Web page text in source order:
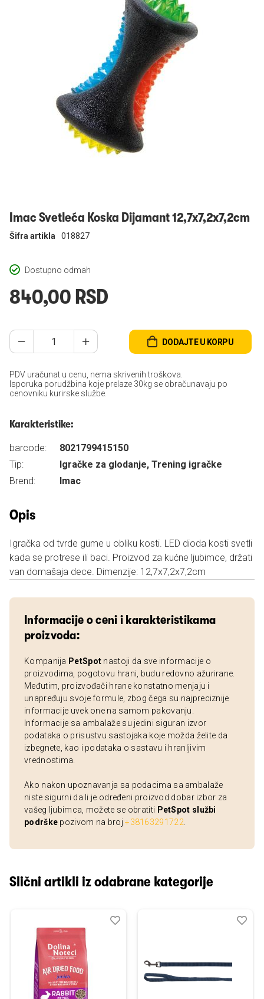
Imac Svetleća Koska Dijamant 12,7x7,2x7,2cm
Dostupno odmah
Šifra artikla 018827
840,00 RSD
DODAJTE U KORPU
PDV uračunat u cenu, nema skrivenih troškova.
Isporuka porudžbina koje prelaze 30kg se obračunavaju po
cenovniku kurirske službe.
Karakteristike:
barcode:
8021799415150
Tip:
Igračke za glodanje, Trening igračke
Brend:
Imac
Opis
Igračka od tvrde gume u obliku kosti. LED dioda kosti svetli
kada se protrese ili baci. Proizvod za kućne ljubimce, držati
van domašaja dece. Dimenzije: 12,7x7,2x7,2cm
Informacije o ceni i karakteristikama
proizvoda:
Kompanija PetSpot nastoji da sve informacije o
proizvodima, pogotovu hrani, budu redovno ažurirane.
Međutim, proizvođači hrane konstatno menjaju i
unapređuju svoje formule, zbog čega su najpreciznije
informacije uvek one na samom pakovanju.
Informacije sa ambalaže su jedini siguran izvor
podataka o prisustvu sastojaka koje možda želite da
izbegnete, kao i podataka o sastavu i hranljivim
vrednostima.
Ako nakon upoznavanja sa podacima sa ambalaže
niste sigurni da li je određeni proizvod dobar izbor za
vašeg ljubimca, možete se obratiti PetSpot službi
podrške pozivom na broj+38163291722
Slični artikli iz odabrane kategorije
Dodaj
Uporedi